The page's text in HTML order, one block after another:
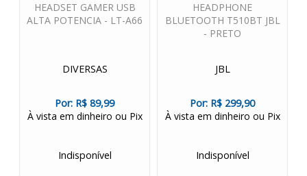
HEADSET GAMER USB
ALTA POTENCIA - LT-A66
DIVERSAS
Por: R$ 89,99
À vista em dinheiro ou Pix
Indisponível
HEADPHONE
BLUETOOTH T510BT JBL
- PRETO
JBL
Por: R$ 299,90
À vista em dinheiro ou Pix
Indisponível